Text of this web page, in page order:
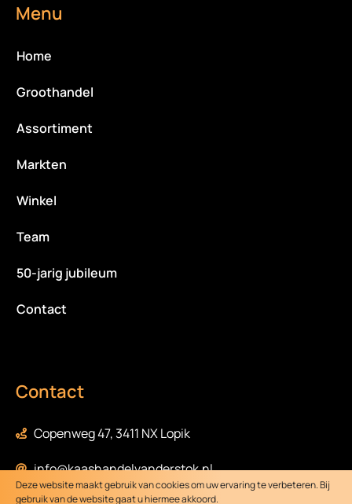
Menu
Home
Groothandel
Assortiment
Markten
Winkel
Team
50-jarig jubileum
Contact
Contact
Copenweg 47, 3411 NX Lopik
info@kaashandelvanderstok.nl
Deze website maakt gebruik van cookies om uw ervaring te verbeteren. Bij
gebruik van de website gaat u hiermee akkoord.